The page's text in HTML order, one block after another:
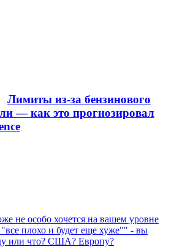
Лимиты из-за бензинового
— как это прогнозировал
не особо хочется на вашем уровне
плохо и будет еще хуже"" - вы
или что? США? Европу?